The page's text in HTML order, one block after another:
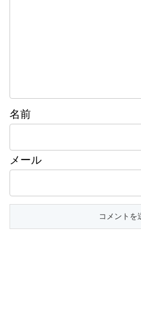
名前
メール